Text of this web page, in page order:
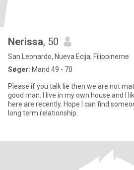
Nerissa, 50
San Leonardo, Nueva Ecija, Filippinerne
Søger: Mand 49 - 70
Please if you talk lie then we are not
good man. I live in my own house and I like to cook. All my pics
here are recently. Hope I can find
long term relationship.